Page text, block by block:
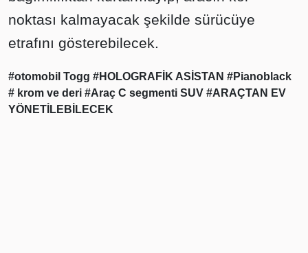
noktası kalmayacak şekilde sürücüye
etrafını gösterebilecek.
#otomobil Togg #HOLOGRAFİK ASİSTAN #Pianoblack
# krom ve deri #Araç C segmenti SUV #ARAÇTAN EV
YÖNETİLEBİLECEK